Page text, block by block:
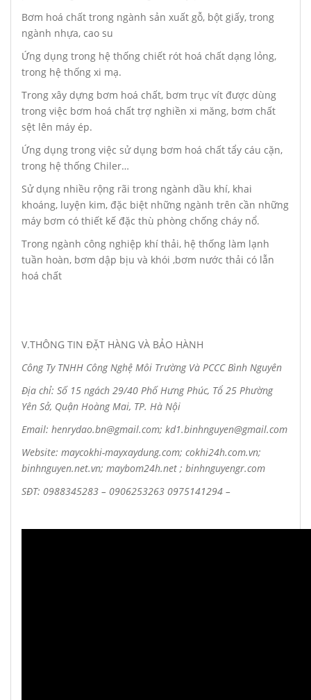
Bơm hoá chất trong ngành sản xuất gỗ, bột giấy, trong
ngành nhựa, cao su
Ứng dụng trong hệ thống chiết rót hoá chất dạng lỏng,
trong hệ thống xi mạ.
Trong xây dựng bơm hoá chất, bơm trục vít được dùng
trong việc bơm hoá chất trợ nghiền xi măng, bơm chất
sệt lên máy ép.
Ứng dụng trong việc sử dụng bơm hoá chất tẩy cáu cặn,
trong hệ thống Chiler…
Sử dụng nhiều rộng rãi trong ngành dầu khí, khai
khoáng, luyện kim, đặc biệt những ngành trên cần những
máy bơm có thiết kế đặc thù phòng chống cháy nổ.
Trong ngành công nghiệp khí thải, hệ thống làm lạnh
tuần hoàn, bơm dập bịu và khói ,bơm nước thải có lẫn
hoá chất
V.THÔNG TIN ĐẶT HÀNG VÀ BẢO HÀNH
Công Ty TNHH Công Nghệ Môi Trường Và PCCC Bình Nguyên
Địa chỉ: Số 15 ngách 29/40 Phố Hưng Phúc, Tổ 25 Phường
Yên Sở, Quận Hoàng Mai, TP. Hà Nội
Email: henrydao.bn@gmail.com; kd1.binhnguyen@gmail.com
Website: maycokhi-mayxaydung.com; cokhi24h.com.vn;
binhnguyen.net.vn; maybom24h.net ; binhnguyengr.com
SĐT: 0988345283 – 0906253263 0975141294 –